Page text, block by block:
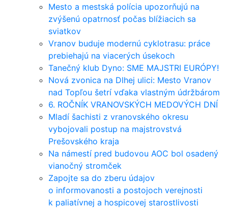
Mesto a mestská polícia upozorňujú na
zvýšenú opatrnosť počas blížiacich sa
sviatkov
Vranov buduje modernú cyklotrasu: práce
prebiehajú na viacerých úsekoch
Tanečný klub Dyno: SME MAJSTRI EURÓPY!
Nová zvonica na Dlhej ulici: Mesto Vranov
nad Topľou šetrí vďaka vlastným údržbárom
6. ROČNÍK VRANOVSKÝCH MEDOVÝCH DNÍ
Mladí šachisti z vranovského okresu
vybojovali postup na majstrovstvá
Prešovského kraja
Na námestí pred budovou AOC bol osadený
vianočný stromček
Zapojte sa do zberu údajov
o informovanosti a postojoch verejnosti
k paliatívnej a hospicovej starostlivosti